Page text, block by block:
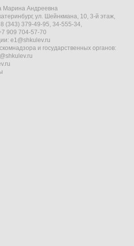
Марина Андреевна
ул. Шейнкмана, 10, 3-й этаж,
(343) 379-49-95, 34-555-34,
909 704-57-70
e1@shkulev.ru
и государственных органов: